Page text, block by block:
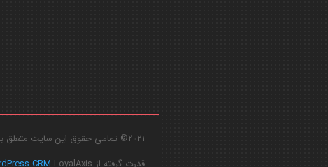
2021© تمامی حقوق این سایت متعلق به
قدرت گرفته از
CRM LoyalAxis